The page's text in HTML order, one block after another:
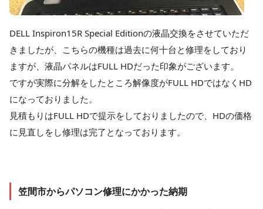
DELL Inspiron15R Special Editionの液晶交換をさせていただ
きましたが、こちらの機種は過去に何十台と修理をしており
ますが、液晶パネルはFULL HDだった印象がございます。
ですが実際に分解をしたところ解像度がFULL HDではなくHD
になっておりました。
見積もりはFULL HDで提示をしておりましたので、HDの価格
に見直しをし修理は完了となっております。
笠間市からパソコン修理にかかった納期